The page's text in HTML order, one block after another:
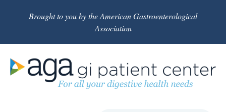
Brought to you by the American Gastroenterological
Association